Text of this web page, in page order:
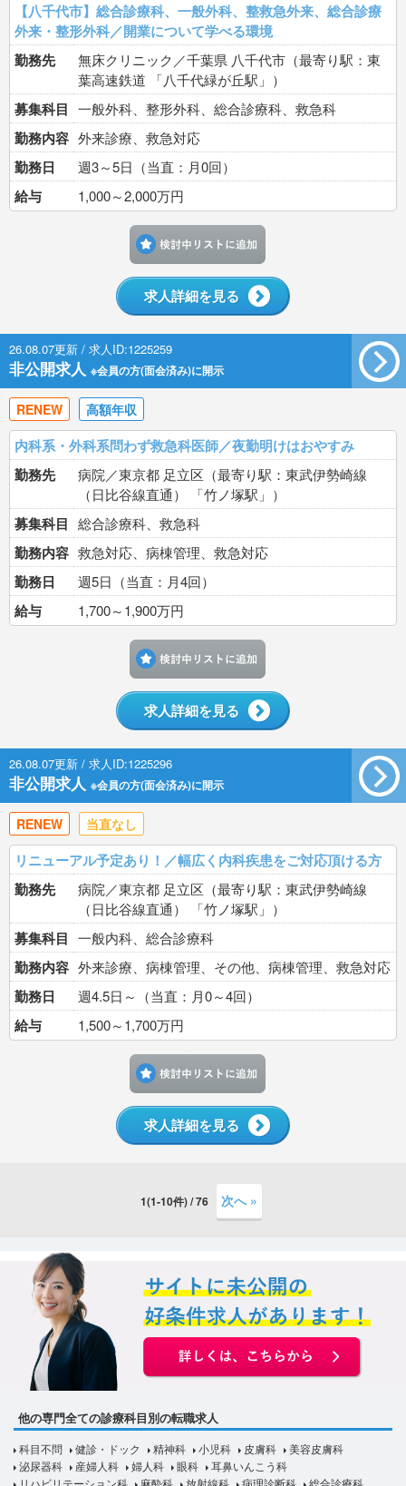
【八千代市】総合診療科、一般外科、整救急外来、総合診療
外来・整形外科／開業について学べる環境
勤務先
無床クリニック／千葉県 八千代市（最寄り駅：東
葉高速鉄道 「八千代緑が丘駅」）
募集科目 一般外科、整形外科、総合診療科、救急科
勤務内容 外来診療、救急対応
勤務日 週3～5日（当直：月0回）
給与 1,000～2,000万円
求人詳細を見る
26.08.07更新 / 求人ID:1225259
非公開求人 ※会員の方(面会済み)に開示
RENEW 高額年収
内科系・外科系問わず救急科医師／夜勤明けはおやすみ
勤務先
病院／東京都 足立区（最寄り駅：東武伊勢崎線
（日比谷線直通） 「竹ノ塚駅」）
募集科目 総合診療科、救急科
勤務内容 救急対応、病棟管理、救急対応
勤務日 週5日（当直：月4回）
給与 1,700～1,900万円
求人詳細を見る
26.08.07更新 / 求人ID:1225296
非公開求人 ※会員の方(面会済み)に開示
RENEW 当直なし
リニューアル予定あり！／幅広く内科疾患をご対応頂ける方
勤務先
病院／東京都 足立区（最寄り駅：東武伊勢崎線
（日比谷線直通） 「竹ノ塚駅」）
募集科目 一般内科、総合診療科
勤務内容 外来診療、病棟管理、その他、病棟管理、救急対応
勤務日 週4.5日～（当直：月0～4回）
給与 1,500～1,700万円
求人詳細を見る
1(1-10件) / 76 次へ »
他の専門全ての診療科目別の転職求人
科目不問 健診・ドック 精神科 小児科 皮膚科
美容皮膚科
泌尿器科
産婦人科 婦人科 眼科
耳鼻いんこう科